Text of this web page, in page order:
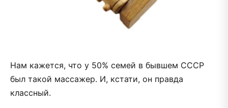
Нам кажется, что у 50% семей в бывшем СССР
был такой массажер. И, кстати, он правда
классный.